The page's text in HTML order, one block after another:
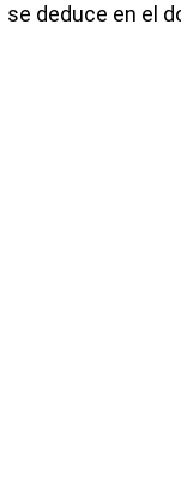
se deduce en el